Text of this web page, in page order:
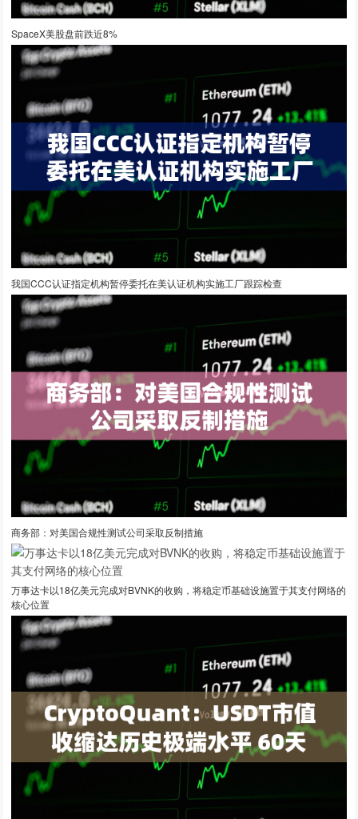
SpaceX美股盘前跌近8%
我国CCC认证指定机构暂停委托在美认证机构实施工厂跟踪检查
商务部：对美国合规性测试公司采取反制措施
万事达卡以18亿美元完成对BVNK的收购，将稳定币基础设施置于其支付网络的
核心位置